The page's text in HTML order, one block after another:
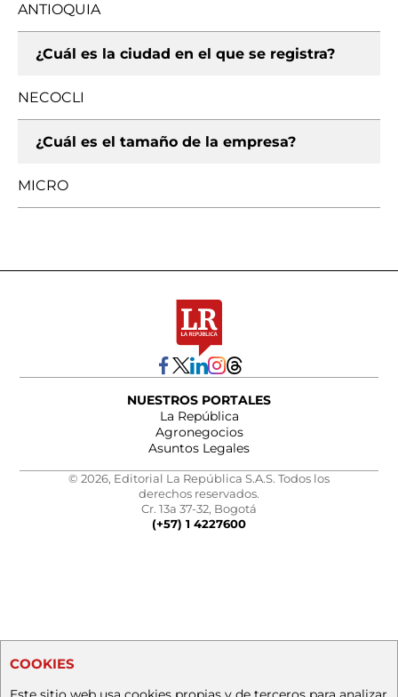
ANTIOQUIA
¿Cuál es la ciudad en el que se registra?
NECOCLI
¿Cuál es el tamaño de la empresa?
MICRO
NUESTROS PORTALES
La República
Agronegocios
Asuntos Legales
© 2026, Editorial La República S.A.S. Todos los
derechos reservados.
Cr. 13a 37-32, Bogotá
(+57) 1 4227600
COOKIES